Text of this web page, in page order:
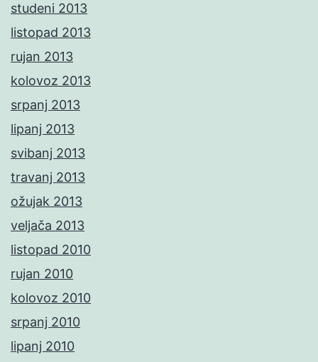
studeni 2013
listopad 2013
rujan 2013
kolovoz 2013
srpanj 2013
lipanj 2013
svibanj 2013
travanj 2013
ožujak 2013
veljača 2013
listopad 2010
rujan 2010
kolovoz 2010
srpanj 2010
lipanj 2010